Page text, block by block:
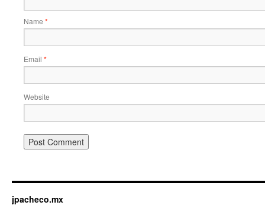
Name *
Email *
Website
jpacheco.mx